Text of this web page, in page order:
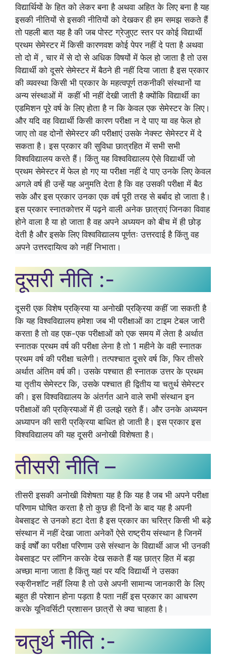
विद्यार्थियों के हित को लेकर बना है अथवा अहित के लिए बना है यह
इसकी नीतियों से इसकी नीतियों को देखकर ही हम समझ सकते हैं
तो पहली बात यह है की जब पोस्ट ग्रेजुएट स्तर पर कोई विद्यार्थी
प्रथम सेमेस्टर में किसी कारणवश कोई पेपर नहीं दे पता है अथवा
तो दो में , चार में से दो से अधिक विषयों में फेल हो जाता है तो उस
विद्यार्थी को दूसरे सेमेस्टर में बैठने ही नहीं दिया जाता है इस प्रकार
की व्यवस्था किसी भी प्रकार के महत्वपूर्ण तकनीकी संस्थानों या
अन्य संस्थाओं में कहीं भी नहीं देखी जाती है क्योंकि विद्यार्थी का
एडमिशन पूरे वर्ष के लिए होता है न कि केवल एक सेमेस्टर के लिए।
और यदि वह विद्यार्थी किसी कारण परीक्षा न दे पाए या वह फेल हो
जाए तो वह दोनों सेमेस्टर की परीक्षाएं उसके नेक्स्ट सेमेस्टर में दे
सकता है। इस प्रकार की सुविधा छात्रहित में सभी सभी
विश्वविद्यालय करते हैं। किंतु यह विश्वविद्यालय ऐसे विद्यार्थी जो
प्रथम सेमेस्टर में फेल हो गए या परीक्षा नहीं दे पाए उनके लिए केवल
अगले वर्ष ही उन्हें यह अनुमति देता है कि वह उसकी परीक्षा में बैठ
सके और इस प्रकार उनका एक वर्ष पूरी तरह से बर्बाद हो जाता है।
इस प्रकार स्नातकोत्तर में पढ़ने वाली अनेक छात्राएं जिनका विवाह
होने वाला है या हो जाता है वह अपने अध्ययन को बीच में ही छोड़
देती है और इसके लिए विश्वविद्यालय पूर्णतः उत्तरदाई है किंतु वह
अपने उत्तरदायित्व को नहीं निभाता।
दूसरी नीति :-
दूसरी एक विशेष प्रक्रिया या अनोखी प्रक्रिया कहीं जा सकती है
कि यह विश्वविद्यालय हमेशा जब भी परीक्षाओं का टाइम टेबल जारी
करता है तो वह एक-एक परीक्षाओं को एक समय में लेता है अर्थात
स्नातक प्रथम वर्ष की परीक्षा लेना है तो 1 महीने के वही स्नातक
प्रथम वर्ष की परीक्षा चलेगी। तत्पश्चात दूसरे वर्ष कि, फिर तीसरे
अर्थात अंतिम वर्ष की। उसके पश्चात ही स्नातक उत्तर के प्रथम
या तृतीय सेमेस्टर कि, उसके पश्चात ही द्वितीय या चतुर्थ सेमेस्टर
की। इस विश्वविद्यालय के अंतर्गत आने वाले सभी संस्थान इन
परीक्षाओं की प्रक्रियाओं में ही उलझे रहते हैं। और उनके अध्ययन
अध्यापन की सारी प्रक्रिया बाधित हो जाती है। इस प्रकार इस
विश्वविद्यालय की यह दूसरी अनोखी विशेषता है।
तीसरी नीति –
तीसरी इसकी अनोखी विशेषता यह है कि यह है जब भी अपने परीक्षा
परिणाम घोषित करता है तो कुछ ही दिनों के बाद यह है अपनी
वेबसाइट से उनको हटा देता है इस प्रकार का चरित्र किसी भी बड़े
संस्थान में नहीं देखा जाता अनेकों ऐसे राष्ट्रीय संस्थान है जिनमें
कई वर्षों का परीक्षा परिणाम उसे संस्थान के विद्यार्थी आज भी उनकी
वेबसाइट पर लॉगिन करके देख सकते हैं यह छात्र हित में बड़ा
अच्छा माना जाता है किंतु यहां पर यदि विद्यार्थी ने उसका
स्क्रीनशॉट नहीं लिया है तो उसे अपनी सामान्य जानकारी के लिए
बहुत ही परेशान होना पड़ता है पता नहीं इस प्रकार का आचरण
करके यूनिवर्सिटी प्रशासन छात्रों से क्या चाहता है।
चतुर्थ नीति :-